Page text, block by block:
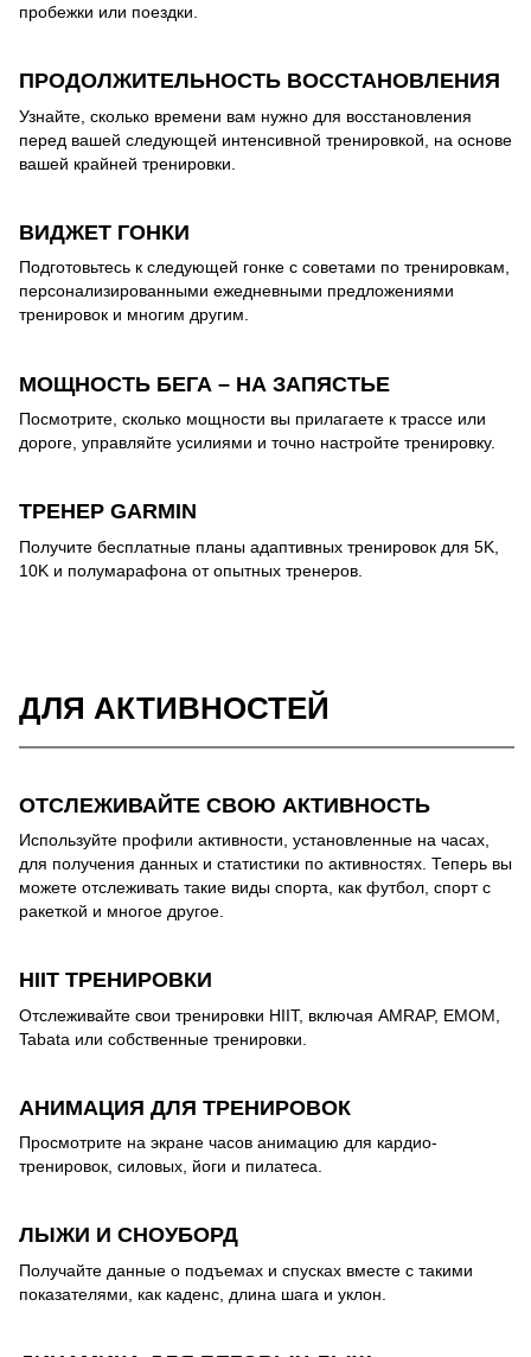
пробежки или поездки.
ПРОДОЛЖИТЕЛЬНОСТЬ ВОССТАНОВЛЕНИЯ
Узнайте, сколько времени вам нужно для восстановления
перед вашей следующей интенсивной тренировкой, на основе
вашей крайней тренировки.
ВИДЖЕТ ГОНКИ
Подготовьтесь к следующей гонке с советами по тренировкам,
персонализированными ежедневными предложениями
тренировок и многим другим.
МОЩНОСТЬ БЕГА – НА ЗАПЯСТЬЕ
Посмотрите, сколько мощности вы прилагаете к трассе или
дороге, управляйте усилиями и точно настройте тренировку.
ТРЕНЕР GARMIN
Получите бесплатные планы адаптивных тренировок для 5K,
10K и полумарафона от опытных тренеров.
ДЛЯ АКТИВНОСТЕЙ
ОТСЛЕЖИВАЙТЕ СВОЮ АКТИВНОСТЬ
Используйте профили активности, установленные на часах,
для получения данных и статистики по активностях. Теперь вы
можете отслеживать такие виды спорта, как футбол, спорт с
ракеткой и многое другое.
HIIT ТРЕНИРОВКИ
Отслеживайте свои тренировки HIIT, включая AMRAP, EMOM,
Tabata или собственные тренировки.
АНИМАЦИЯ ДЛЯ ТРЕНИРОВОК
Просмотрите на экране часов анимацию для кардио-
тренировок, силовых, йоги и пилатеса.
ЛЫЖИ И СНОУБОРД
Получайте данные о подъемах и спусках вместе с такими
показателями, как каденс, длина шага и уклон.